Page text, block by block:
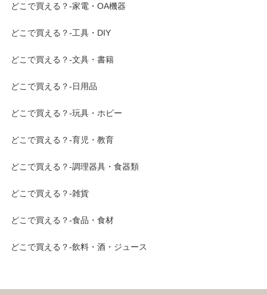
どこで買える？-家電・OA機器
どこで買える？-工具・DIY
どこで買える？-文具・書籍
どこで買える？-日用品
どこで買える？-玩具・ホビー
どこで買える？-育児・教育
どこで買える？-調理器具・食器類
どこで買える？-雑貨
どこで買える？-食品・食材
どこで買える？-飲料・酒・ジュース